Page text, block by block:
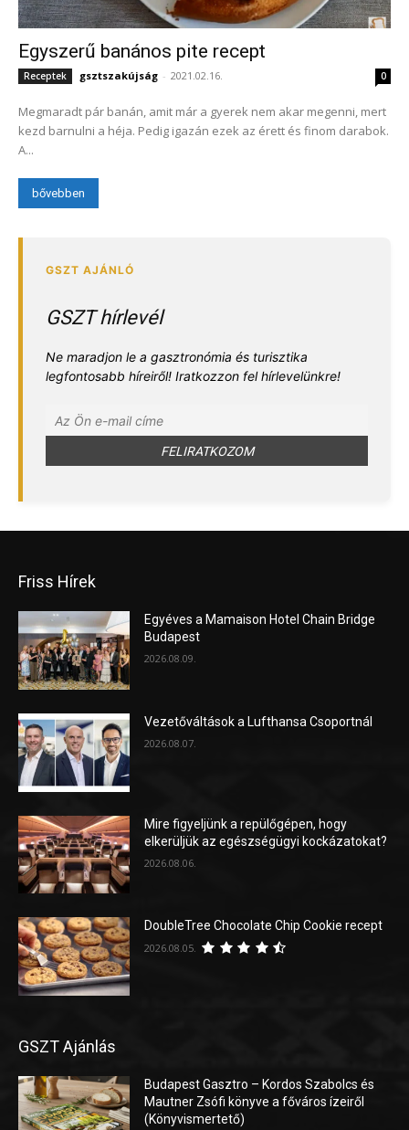
Egyszerű banános pite recept
Receptek gsztszakújság - 2021.02.16. 0
Megmaradt pár banán, amit már a gyerek nem akar megenni, mert
kezd barnulni a héja. Pedig igazán ezek az érett és finom darabok.
A...
bővebben
GSZT hírlevél
Ne maradjon le a gasztronómia és turisztika
legfontosabb híreiről! Iratkozzon fel hírlevelünkre!
Friss Hírek
Egyéves a Mamaison Hotel Chain Bridge
Budapest
2026.08.09.
Vezetőváltások a Lufthansa Csoportnál
2026.08.07.
Mire figyeljünk a repülőgépen, hogy
elkerüljük az egészségügyi kockázatokat?
2026.08.06.
DoubleTree Chocolate Chip Cookie recept
2026.08.05.
GSZT Ajánlás
Budapest Gasztro – Kordos Szabolcs és
Mautner Zsófi könyve a főváros ízeiről
(Könyvismertető)